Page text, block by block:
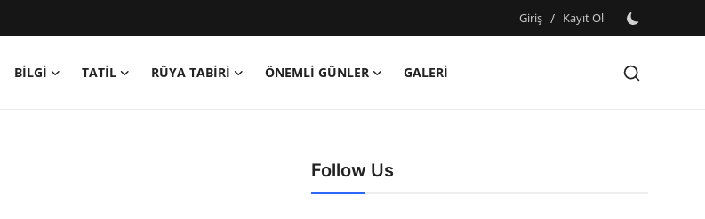
Giriş / Kayıt Ol
BİLGİ TATİL RÜYA TABİRİ ÖNEMLİ GÜNLER
GALERİ
Follow Us